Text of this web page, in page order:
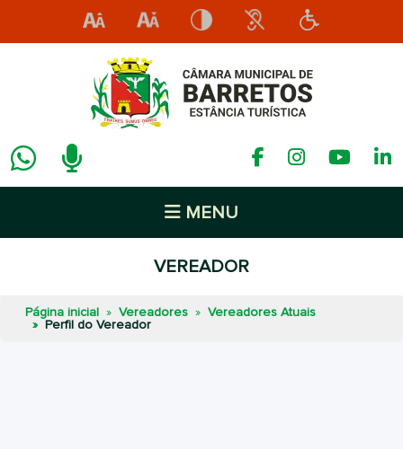
MENU
VEREADOR
Página inicial Vereadores
Vereadores Atuais
Perfil do Vereador